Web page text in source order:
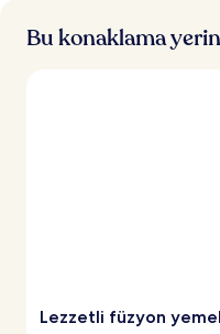
Bu konaklama
Lezzetli füzyon